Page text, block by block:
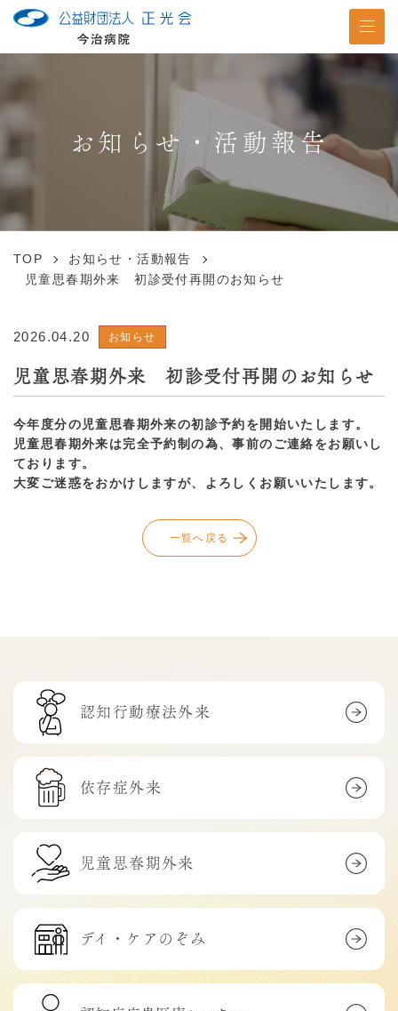
お知らせ・活動報告
TOP
お知らせ・活動報告
児童思春期外来 初診受付再開のお知らせ
2026.04.20 お知らせ
児童思春期外来 初診受付再開のお知らせ
今年度分の児童思春期外来の初診予約を開始いたします。
児童思春期外来は完全予約制の為、事前のご連絡をお願いし
ております。
大変ご迷惑をおかけしますが、よろしくお願いいたします。
一覧へ戻る
認知行動療法外来
依存症外来
児童思春期外来
デイ・ケアのぞみ